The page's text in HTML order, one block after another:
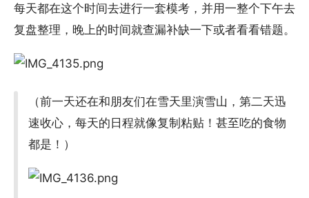
每天都在这个时间去进行一套模考，并用一整个下午去
复盘整理，晚上的时间就查漏补缺一下或者看看错题。
（前一天还在和朋友们在雪天里演雪山，第二天迅
速收心，每天的日程就像复制粘贴！甚至吃的食物
都是！）